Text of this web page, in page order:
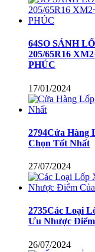
64SO SÁNH
205/65R16
PHÚC
17/01/2024
2794Cửa Hàng
Chọn Tốt Nhất
27/07/2024
2735Các Loại
Ưu Nhược
26/07/2024